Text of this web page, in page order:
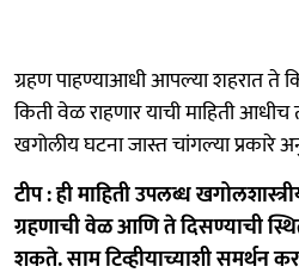
ग्रहण पाहण्याआधी आपल्या शहरात ते
किती वेळ राहणार याची माहिती आधीच
खगोलीय घटना जास्त चांगल्या प्रकारे
टीप : ही माहिती उपलब्ध
ग्रहणाची वेळ आणि ते दिसण्याची
शकते. साम टिव्हीयाच्याशी समर्थन